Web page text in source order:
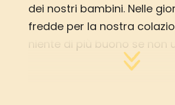
dei nostri bambini. Nelle
fredde per la nostra
niente di più buono se non